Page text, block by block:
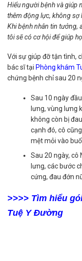
Hiểu người bệnh và giúp
thêm động lực, không sợ
Khi bệnh nhân tin tưởng,
tôi sẽ có cơ hội để giúp
Với sự giúp đỡ tận tình,
bác sĩ tại Phòng khám
chứng bệnh chỉ sau 20
Sau 10 ngày
lưng, vùng lưng
không còn bị
cạnh đó, cô
mệt mỏi vào
Sau 20 ngày, cô
lưng, các bước
cứng, đau đớn
>>>> Tìm hiểu
Tuệ Y Đường